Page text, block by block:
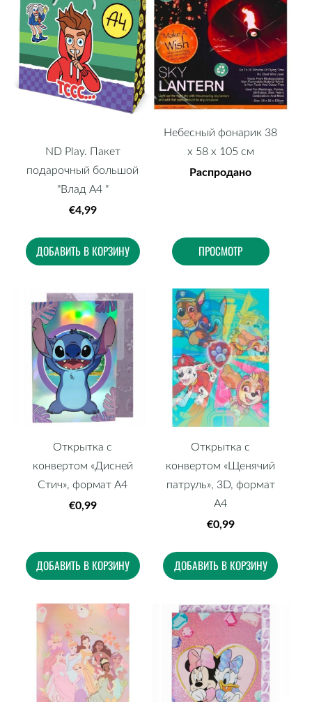
ND Play. Пакет
подарочный большой
"Влад А4 "
€4,99
ДОБАВИТЬ В КОРЗИНУ
Небесный фонарик 38
x 58 x 105 см
Распродано
ПРОСМОТР
Открытка с
конвертом «Дисней
Стич», формат А4
€0,99
ДОБАВИТЬ В КОРЗИНУ
Открытка с
конвертом «Щенячий
патруль», 3D, формат
А4
€0,99
ДОБАВИТЬ В КОРЗИНУ